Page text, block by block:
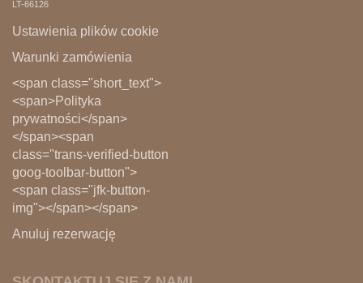
LT-66126
Ustawienia plików cookie
Warunki zamówienia
<span class="short_text">
<span>Polityka
prywatności</span>
</span><span
class="trans-verified-button
goog-toolbar-button">
<span class="jfk-button-
img"></span></span>
Anuluj rezerwację